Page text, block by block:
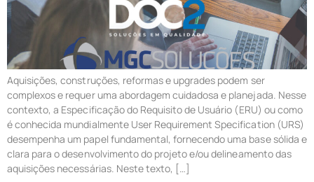
Aquisições, construções, reformas e upgrades podem ser
complexos e requer uma abordagem cuidadosa e planejada. Nesse
contexto, a Especificação do Requisito de Usuário (ERU) ou como
é conhecida mundialmente User Requirement Specification (URS)
desempenha um papel fundamental, fornecendo uma base sólida e
clara para o desenvolvimento do projeto e/ou delineamento das
aquisições necessárias. Neste texto, […]